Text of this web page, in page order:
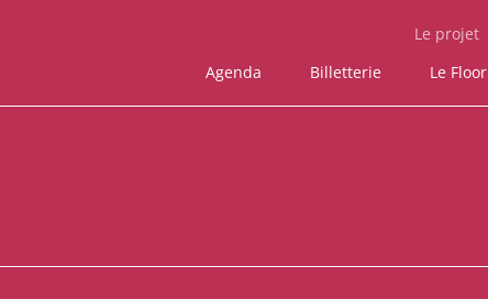
Le projet
Agenda
Billetterie Le Floor